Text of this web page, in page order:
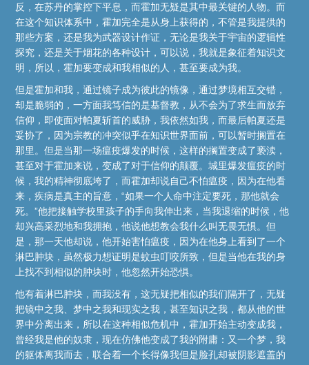
反，在苏丹的掌控下平息，而霍加无疑是其中最关键的人物。而
在这个知识体系中，霍加完全是从身上获得的，不管是我提供的
那些方案，还是我为武器设计作证，无论是我关于宇宙的逻辑性
探究，还是关于烟花的各种设计，可以说，我就是象征着知识文
明，所以，霍加要变成和我相似的人，甚至要成为我。
但是霍加和我，通过镜子成为彼此的镜像，通过梦境相互交错，
却是脆弱的，一方面我笃信的是基督教，从不会为了求生而放弃
信仰，即使面对帕夏斩首的威胁，我依然如我，而最后帕夏还是
妥协了，因为宗教的冲突似乎在知识世界面前，可以暂时搁置在
那里。但是当那一场瘟疫爆发的时候，这样的搁置变成了亵渎，
甚至对于霍加来说，变成了对于信仰的颠覆。城里爆发瘟疫的时
候，我的精神彻底垮了，而霍加却说自己不怕瘟疫，因为在他看
来，疾病是真主的旨意，“如果一个人命中注定要死，那他就会
死。”他把接触学校里孩子的手向我伸出来，当我退缩的时候，他
却兴高采烈地和我拥抱，他说他想教会我什么叫无畏无惧。但
是，那一天他却说，他开始害怕瘟疫，因为在他身上看到了一个
淋巴肿块，虽然极力想证明是蚊虫叮咬所致，但是当他在我的身
上找不到相似的肿块时，他忽然开始恐惧。
他有着淋巴肿块，而我没有，这无疑把相似的我们隔开了，无疑
把镜中之我、梦中之我和现实之我，甚至知识之我，都从他的世
界中分离出来，所以在这种相似危机中，霍加开始主动变成我，
曾经我是他的奴隶，现在仿佛他变成了我的附庸：又一个梦，我
的躯体离我而去，联合着一个长得像我但是脸孔却被阴影遮盖的